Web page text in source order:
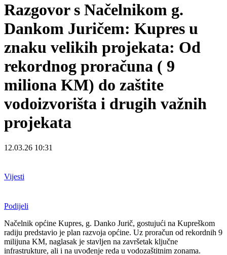
Razgovor s Načelnikom g.
Dankom Juričem: Kupres u
znaku velikih projekata: Od
rekordnog proračuna ( 9
miliona KM) do zaštite
vodoizvorišta i drugih važnih
projekata
12.03.26 10:31
Vijesti
Podijeli
Načelnik općine Kupres, g. Danko Jurič, gostujući na Kupreškom
radiju predstavio je plan razvoja općine. Uz proračun od rekordnih 9
milijuna KM, naglasak je stavljen na završetak ključne
infrastrukture, ali i na uvođenje reda u vodozaštitnim zonama.